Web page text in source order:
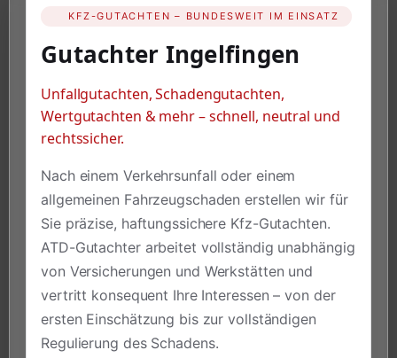
KFZ-GUTACHTEN – BUNDESWEIT IM EINSATZ
Gutachter Ingelfingen
Unfallgutachten, Schadengutachten,
Wertgutachten & mehr – schnell, neutral und
rechtssicher.
Nach einem Verkehrsunfall oder einem
allgemeinen Fahrzeugschaden erstellen wir für
Sie präzise, haftungssichere Kfz-Gutachten.
ATD-Gutachter arbeitet vollständig unabhängig
von Versicherungen und Werkstätten und
vertritt konsequent Ihre Interessen – von der
ersten Einschätzung bis zur vollständigen
Regulierung des Schadens.